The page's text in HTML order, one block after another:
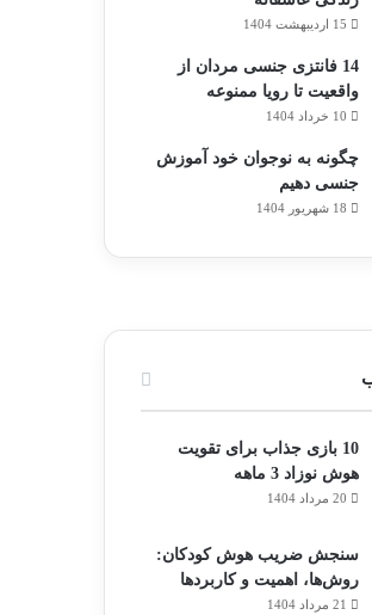
15 اردیبهشت 1404
14 فانتزی‌ جنسی مردان از
واقعیت تا رویا ممنوعه
10 خرداد 1404
چگونه به نوجوان خود آموزش
جنسی دهیم
18 شهریور 1404
10 بازی جذاب برای تقویت
هوش نوزاد 3 ماهه
20 مرداد 1404
سنجش ضریب هوش کودکان:
روش‌ها، اهمیت و کاربردها
21 مرداد 1404